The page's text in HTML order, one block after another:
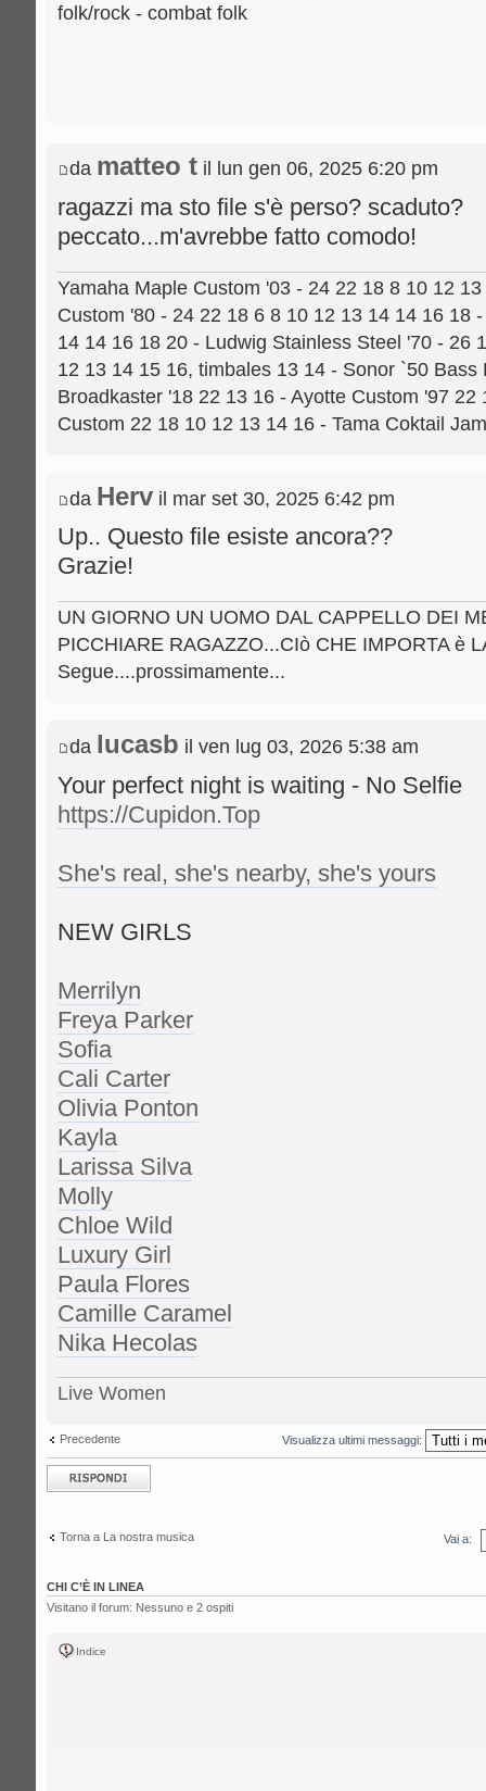
folk/rock - combat folk
da matteo t il lun gen 06, 2025 6:20 pm
ragazzi ma sto file s'è perso? scaduto?
peccato...m'avrebbe fatto comodo!
Yamaha Maple Custom '03 - 24 22 18 8 10 12
Custom '80 - 24 22 18 6 8 10 12 13 14 14 16 18
14 14 16 18 20 - Ludwig Stainless Steel '70 - 26
12 13 14 15 16, timbales 13 14 - Sonor `50 Bass
Broadkaster '18 22 13 16 - Ayotte Custom '97 22
Custom 22 18 10 12 13 14 16 - Tama Coktail Jam
da Herv il mar set 30, 2025 6:42 pm
Up.. Questo file esiste ancora??
Grazie!
UN GIORNO UN UOMO DAL CAPPELLO DEI
PICCHIARE RAGAZZO...CIò CHE IMPORTA è
Segue....prossimamente...
da lucasb il ven lug 03, 2026 5:38 am
Your perfect night is waiting - No Selfie
https://Cupidon.Top
She's real, she's nearby, she's yours
NEW GIRLS
Merrilyn
Freya Parker
Sofia
Cali Carter
Olivia Ponton
Kayla
Larissa Silva
Molly
Chloe Wild
Luxury Girl
Paula Flores
Camille Caramel
Nika Hecolas
Live Women
Precedente Visualizza ultimi messaggi:
Rispondi al
messaggio
Torna a La nostra musica Vai a:
CHI C’È IN LINEA
Visitano il forum: Nessuno e 2 ospiti
Indice